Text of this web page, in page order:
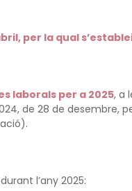
per la qual
laborals per a 2025, a
de 28 de
l’any 2025: